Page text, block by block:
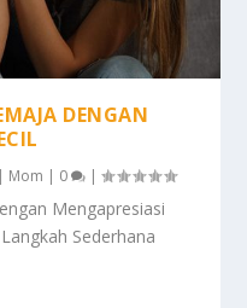
DENGAN
| Mom | 0 |
Mengapresiasi
Sederhana